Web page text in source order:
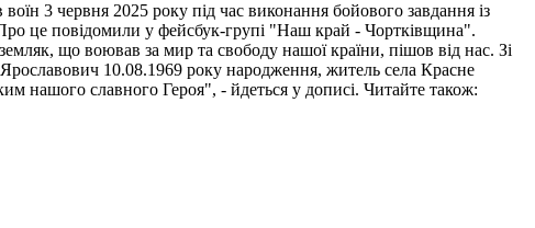
3 червня 2025 року під час виконання бойового завдання із
Про це повідомили у фейсбук-групі "Наш край - Чортківщина".
що воював за мир та свободу нашої країни, пішов від нас. Зі
10.08.1969 року народження, житель села Красне
нашого славного Героя", - йдеться у дописі. Читайте також: